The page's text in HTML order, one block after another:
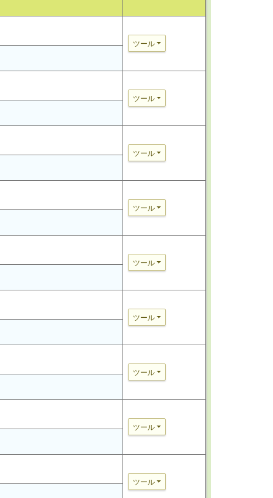
ツール
ツール
ツール
ツール
ツール
ツール
ツール
ツール
ツール